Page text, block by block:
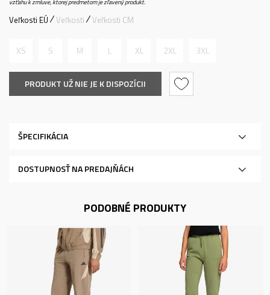
vzťahu k zmluve, ktorej predmetom je zľavený produkt.
Veľkosti EÚ Veľkosti Veľkosti CM
XS S M L XL 2XL 3XL
PRODUKT UŽ NIE JE K DISPOZÍCII
ŠPECIFIKÁCIA
DOSTUPNOSŤ NA PREDAJŇÁCH
PODOBNÉ PRODUKTY